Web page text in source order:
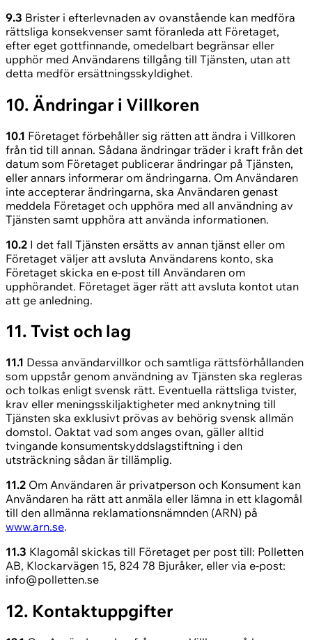
9.3 Brister i efterlevnaden av ovanstående kan medföra
rättsliga konsekvenser samt föranleda att Företaget,
efter eget gottfinnande, omedelbart begränsar eller
upphör med Användarens tillgång till Tjänsten, utan att
detta medför ersättningsskyldighet.
10. Ändringar i Villkoren
10.1 Företaget förbehåller sig rätten att ändra i Villkoren
från tid till annan. Sådana ändringar träder i kraft från det
datum som Företaget publicerar ändringar på Tjänsten,
eller annars informerar om ändringarna. Om Användaren
inte accepterar ändringarna, ska Användaren genast
meddela Företaget och upphöra med all användning av
Tjänsten samt upphöra att använda informationen.
10.2 I det fall Tjänsten ersätts av annan tjänst eller om
Företaget väljer att avsluta Användarens konto, ska
Företaget skicka en e-post till Användaren om
upphörandet. Företaget äger rätt att avsluta kontot utan
att ge anledning.
11. Tvist och lag
11.1 Dessa användarvillkor och samtliga rättsförhållanden
som uppstår genom användning av Tjänsten ska regleras
och tolkas enligt svensk rätt. Eventuella rättsliga tvister,
krav eller meningsskiljaktigheter med anknytning till
Tjänsten ska exklusivt prövas av behörig svensk allmän
domstol. Oaktat vad som anges ovan, gäller alltid
tvingande konsumentskyddslagstiftning i den
utsträckning sådan är tillämplig.
11.2 Om Användaren är privatperson och Konsument kan
Användaren ha rätt att anmäla eller lämna in ett klagomål
till den allmänna reklamationsnämnden (ARN) på
www.arn.se.
11.3 Klagomål skickas till Företaget per post till: Polletten
AB, Klockarvägen 15, 824 78 Bjuråker, eller via e-post:
info@polletten.se
12. Kontaktuppgifter